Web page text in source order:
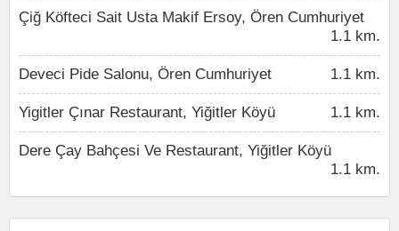
Çiğ Köfteci Sait Usta Makif Ersoy, Ören Cumhuriyet
1.1 km.
Deveci Pide Salonu, Ören Cumhuriyet 1.1 km.
Yigitler Çınar Restaurant, Yiğitler Köyü 1.1 km.
Dere Çay Bahçesi Ve Restaurant, Yiğitler Köyü
1.1 km.